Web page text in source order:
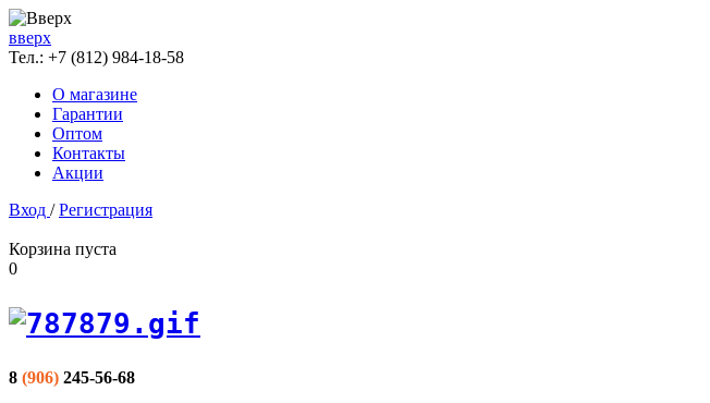
вверх
Тел.: +7 (812) 984-18-58
О магазине
Гарантии
Оптом
Контакты
Акции
Вход /Регистрация
Корзина пуста
0
8 (906) 245-56-68